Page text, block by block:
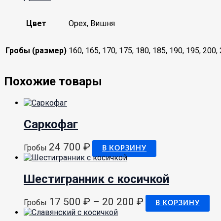
Цвет Орех, Вишня
Гробы (размер) 160, 165, 170, 175, 180, 185, 190, 195, 200,
Похожие товары
Саркофаг
Гробы 24 700 ₽ В КОРЗИНУ
Шестигранник с косичкой
Гробы 17 500 ₽ – 20 200 ₽ В КОРЗИНУ